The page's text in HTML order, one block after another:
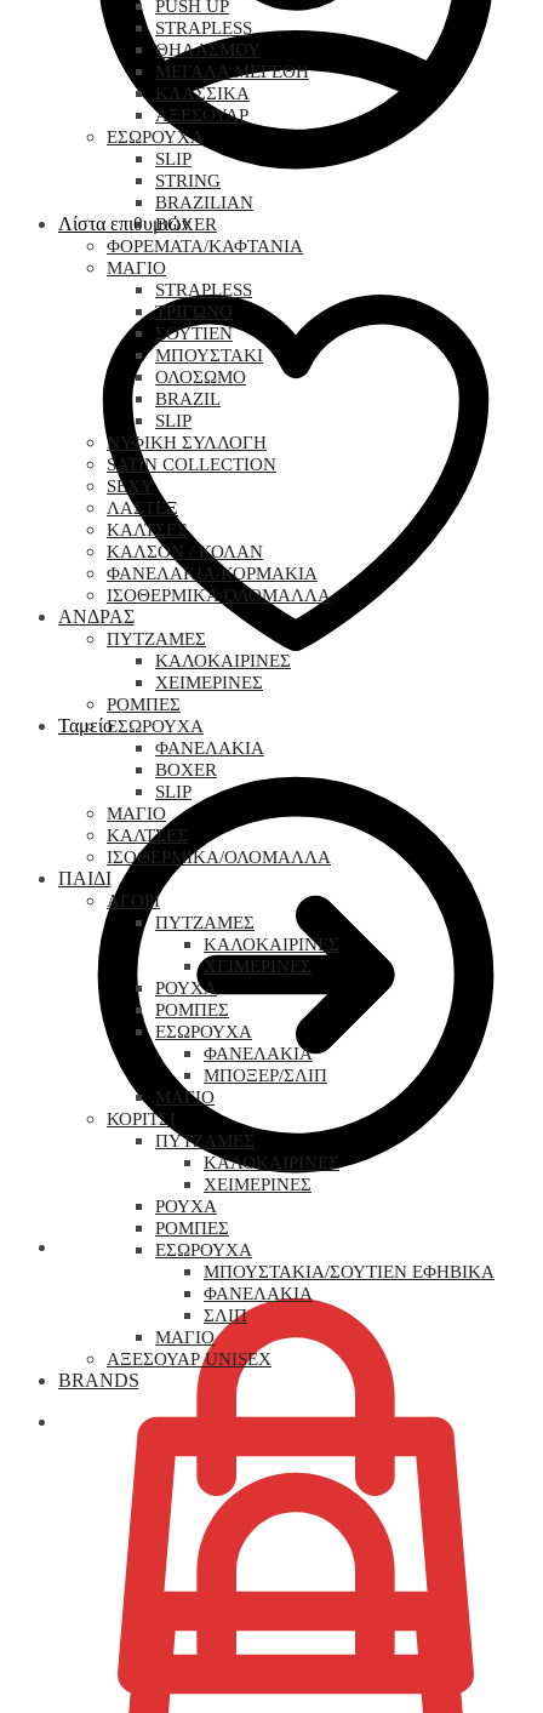
Λίστα επιθυμιών
Ταμείο
PUSH UP
STRAPLESS
ΘΗΛΑΣΜΟΥ
ΜΕΓΑΛΑ ΜΕΓΕΘΗ
ΚΛΑΣΣΙΚΑ
ΑΞΕΣΟΥΑΡ
ΕΣΩΡΟΥΧΑ
SLIP
STRING
BRAZILIAN
BOXER
ΦΟΡΕΜΑΤΑ/ΚΑΦΤΑΝΙΑ
ΜΑΓΙΟ
STRAPLESS
ΤΡΙΓΩΝΟ
ΣΟΥΤΙΕΝ
ΜΠΟΥΣΤΑΚΙ
ΟΛΟΣΩΜΟ
BRAZIL
SLIP
ΝΥΦΙΚΗ ΣΥΛΛΟΓΗ
SATIN COLLECTION
SEXY
ΛΑΣΤΕΞ
ΚΑΛΤΣΕΣ
ΚΑΛΣΟΝ / ΚΟΛΑΝ
ΦΑΝΕΛΑΚΙΑ/ΚΟΡΜΑΚΙΑ
ΙΣΟΘΕΡΜΙΚΑ/ΟΛΟΜΑΛΛΑ
ΑΝΔΡΑΣ
ΠΥΤΖΑΜΕΣ
ΚΑΛΟΚΑΙΡΙΝΕΣ
ΧΕΙΜΕΡΙΝΕΣ
ΡΟΜΠΕΣ
ΕΣΩΡΟΥΧΑ
ΦΑΝΕΛΑΚΙΑ
BOXER
SLIP
ΜΑΓΙΟ
ΚΑΛΤΣΕΣ
ΙΣΟΘΕΡΜΙΚΑ/ΟΛΟΜΑΛΛΑ
ΠΑΙΔΙ
ΑΓΟΡΙ
ΠΥΤΖΑΜΕΣ
ΚΑΛΟΚΑΙΡΙΝΕΣ
ΧΕΙΜΕΡΙΝΕΣ
ΡΟΥΧΑ
ΡΟΜΠΕΣ
ΕΣΩΡΟΥΧΑ
ΦΑΝΕΛΑΚΙΑ
ΜΠΟΞΕΡ/ΣΛΙΠ
ΜΑΓΙΟ
ΚΟΡΙΤΣΙ
ΠΥΤΖΑΜΕΣ
ΚΑΛΟΚΑΙΡΙΝΕΣ
ΧΕΙΜΕΡΙΝΕΣ
ΡΟΥΧΑ
ΡΟΜΠΕΣ
ΕΣΩΡΟΥΧΑ
ΜΠΟΥΣΤΑΚΙΑ/ΣΟΥΤΙΕΝ ΕΦΗΒΙΚΑ
ΦΑΝΕΛΑΚΙΑ
ΣΛΙΠ
ΜΑΓΙΟ
ΑΞΕΣΟΥΑΡ UNISEX
BRANDS